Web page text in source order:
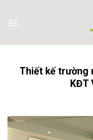
content
Thiết kế trường
KĐT